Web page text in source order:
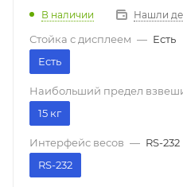
В наличии Нашли
Стойка с дисплеем — Есть
Есть
Наибольший предел
15 кг
Интерфейс весов — RS-232
RS-232